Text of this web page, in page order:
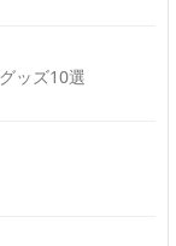
ッズ10選